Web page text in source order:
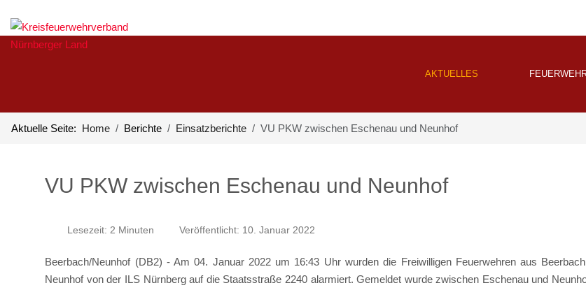
AKTUELLES
Aktuelle Seite: Home Berichte Einsatzberichte VU PKW zwischen Eschenau und Neunhof
VU PKW zwischen Eschenau und Neunhof
Lesezeit: 2 Minuten Veröffentlicht: 10. Januar 2022
Beerbach/Neunhof (DB2) - Am 04. Januar 2022 um 16:43 Uhr wurden die Freiwilligen Feuerwehren aus
Neunhof von der ILS Nürnberg auf die Staatsstraße 2240 alarmiert. Gemeldet wurde zwischen Eschenau und